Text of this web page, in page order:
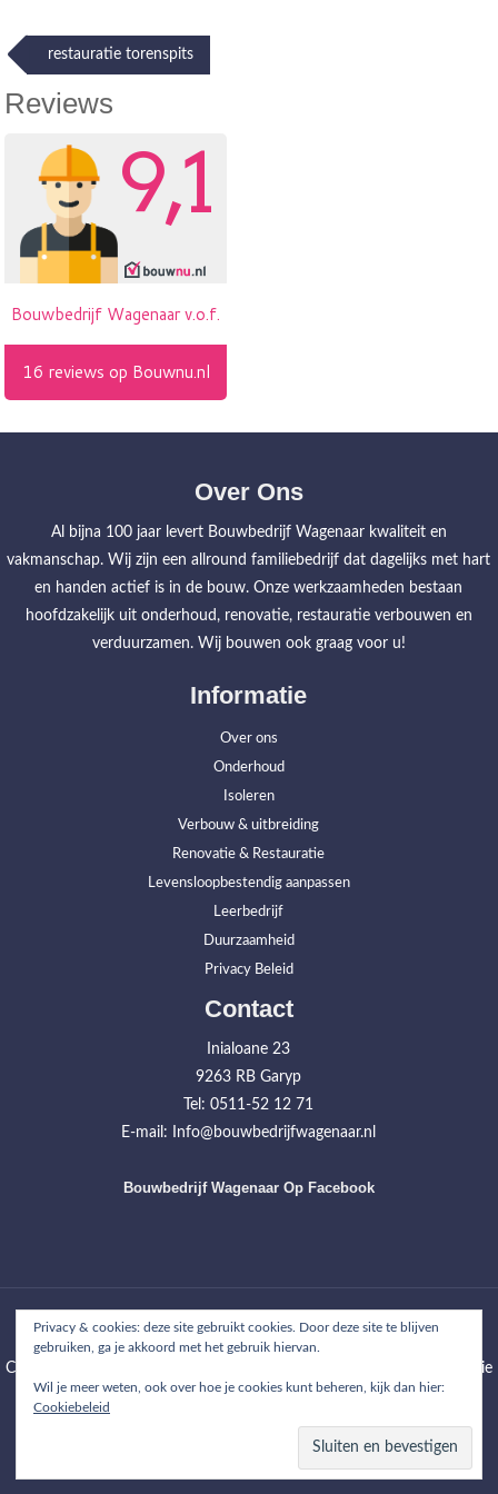
Post
navigation
restauratie torenspits
Reviews
Over Ons
Al bijna 100 jaar levert Bouwbedrijf Wagenaar kwaliteit en
vakmanschap. Wij zijn een allround familiebedrijf dat dagelijks met hart
en handen actief is in de bouw. Onze werkzaamheden bestaan
hoofdzakelijk uit onderhoud, renovatie, restauratie verbouwen en
verduurzamen. Wij bouwen ook graag voor u!
Informatie
Over ons
Onderhoud
Isoleren
Verbouw & uitbreiding
Renovatie & Restauratie
Levensloopbestendig aanpassen
Leerbedrijf
Duurzaamheid
Privacy Beleid
Contact
Inialoane 23
9263 RB Garyp
Tel: 0511-52 12 71
E-mail: Info@bouwbedrijfwagenaar.nl
Bouwbedrijf Wagenaar Op Facebook
Home Werkzaamheden Projecten Over ons Contact
Copyright © 2026
| WordPress Theme: Wimpie
Lite by8degree Themes
Privacy & cookies: deze site gebruikt cookies. Door deze site te blijven
gebruiken, ga je akkoord met het gebruik hiervan.
Wil je meer weten, ook over hoe je cookies kunt beheren, kijk dan hier:
Cookiebeleid